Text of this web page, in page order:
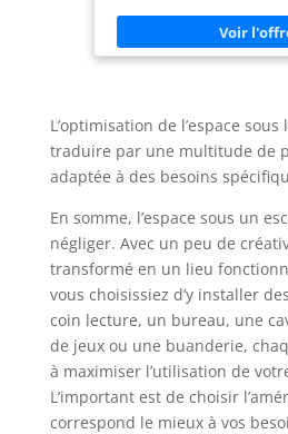
6 kg et des vêtements très
plus concentrée et design
marque patrimoniale française
d'expérience. Les lessives en
nettoyage en profondeur,
L’optimisation de l’espace sous
traduire par une multitude de
adaptée à des besoins
En somme, l’espace sous un
négliger. Avec un peu de
transformé en un lieu
vous choisissiez d’y installer
coin lecture, un bureau, une
de jeux ou une buanderie,
à maximiser l’utilisation de
L’important est de choisir
correspond le mieux à vos